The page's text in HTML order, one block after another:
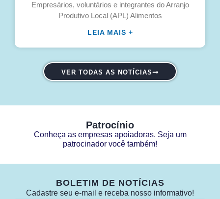
Empresários, voluntários e integrantes do Arranjo
Produtivo Local (APL) Alimentos
LEIA MAIS +
VER TODAS AS NOTÍCIAS
Patrocínio
Conheça as empresas apoiadoras. Seja um
patrocinador você também!
BOLETIM DE NOTÍCIAS
Cadastre seu e-mail e receba nosso informativo!